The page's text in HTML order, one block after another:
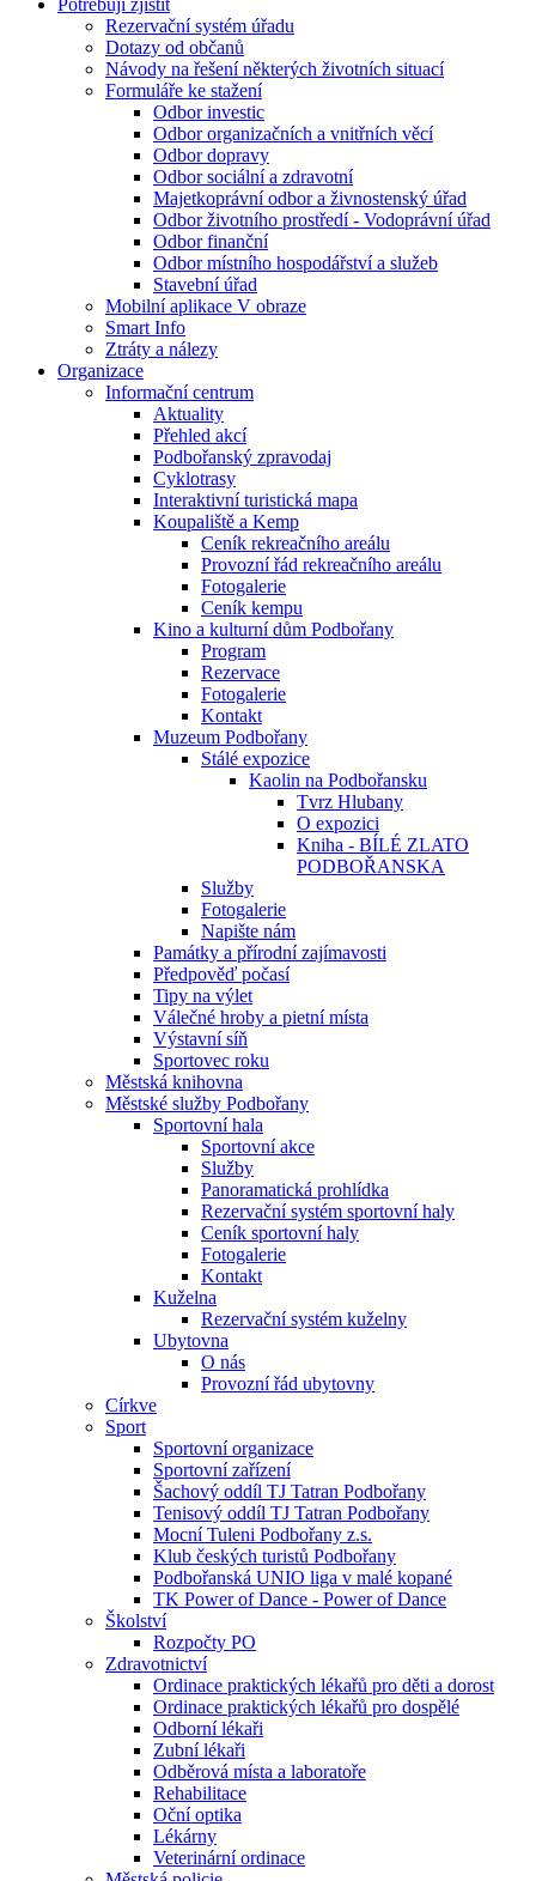
Potřebuji zjistit
Rezervační systém úřadu
Dotazy od občanů
Návody na řešení některých životních situací
Formuláře ke stažení
Odbor investic
Odbor organizačních a vnitřních věcí
Odbor dopravy
Odbor sociální a zdravotní
Majetkoprávní odbor a živnostenský úřad
Odbor životního prostředí - Vodoprávní úřad
Odbor finanční
Odbor místního hospodářství a služeb
Stavební úřad
Mobilní aplikace V obraze
Smart Info
Ztráty a nálezy
Organizace
Informační centrum
Aktuality
Přehled akcí
Podbořanský zpravodaj
Cyklotrasy
Interaktivní turistická mapa
Koupaliště a Kemp
Ceník rekreačního areálu
Provozní řád rekreačního areálu
Fotogalerie
Ceník kempu
Kino a kulturní dům Podbořany
Program
Rezervace
Fotogalerie
Kontakt
Muzeum Podbořany
Stálé expozice
Kaolin na Podbořansku
Tvrz Hlubany
O expozici
Kniha - BÍLÉ ZLATO
PODBOŘANSKA
Služby
Fotogalerie
Napište nám
Památky a přírodní zajímavosti
Předpověď počasí
Tipy na výlet
Válečné hroby a pietní místa
Výstavní síň
Sportovec roku
Městská knihovna
Městské služby Podbořany
Sportovní hala
Sportovní akce
Služby
Panoramatická prohlídka
Rezervační systém sportovní haly
Ceník sportovní haly
Fotogalerie
Kontakt
Kuželna
Rezervační systém kuželny
Ubytovna
O nás
Provozní řád ubytovny
Církve
Sport
Sportovní organizace
Sportovní zařízení
Šachový oddíl TJ Tatran Podbořany
Tenisový oddíl TJ Tatran Podbořany
Mocní Tuleni Podbořany z.s.
Klub českých turistů Podbořany
Podbořanská UNIO liga v malé kopané
TK Power of Dance - Power of Dance
Školství
Rozpočty PO
Zdravotnictví
Ordinace praktických lékařů pro děti a dorost
Ordinace praktických lékařů pro dospělé
Odborní lékaři
Zubní lékaři
Odběrová místa a laboratoře
Rehabilitace
Oční optika
Lékárny
Veterinární ordinace